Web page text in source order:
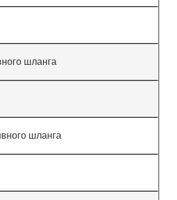
шланга
шланга